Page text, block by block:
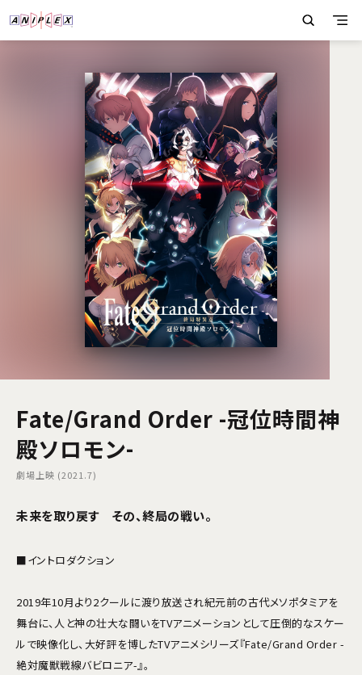
Fate/Grand Order -冠位時間神
殿ソロモン-
劇場上映 (2021.7)
未来を取り戻す―― その、終局の戦い。
■イントロダクション
2019年10月より2クールに渡り放送され紀元前の古代メソポタミアを
舞台に、人と神の壮大な闘いをTVアニメーションとして圧倒的なスケー
ルで映像化し、大好評を博したTVアニメシリーズ『Fate/Grand Order -
絶対魔獣戦線バビロニア-』。